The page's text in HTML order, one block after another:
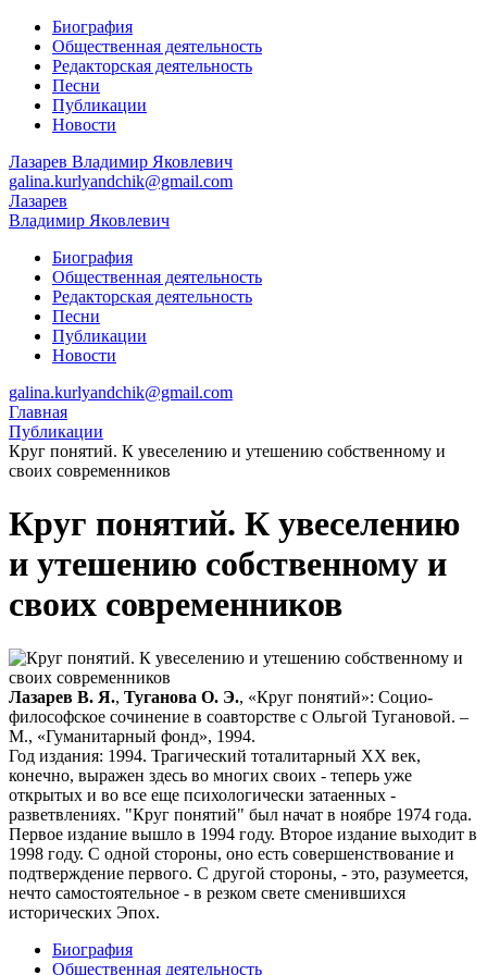
Биография
Общественная деятельность
Редакторская деятельность
Песни
Публикации
Новости
Лазарев Владимир Яковлевич
galina.kurlyandchik@gmail.com
Лазарев
Владимир Яковлевич
Биография
Общественная деятельность
Редакторская деятельность
Песни
Публикации
Новости
galina.kurlyandchik@gmail.com
Главная
Публикации
Круг понятий. К увеселению и утешению собственному и
своих современников
Круг понятий. К увеселению
и утешению собственному и
своих современников
Лазарев В. Я., Туганова О. Э., «Круг понятий»: Социо-
философское сочинение в соавторстве с Ольгой Тугановой. –
М., «Гуманитарный фонд», 1994.
Год издания: 1994. Трагический тоталитарный XX век,
конечно, выражен здесь во многих своих - теперь уже
открытых и во все еще психологически затаенных -
разветвлениях. "Круг понятий" был начат в ноябре 1974 года.
Первое издание вышло в 1994 году. Второе издание выходит в
1998 году. С одной стороны, оно есть совершенствование и
подтверждение первого. С другой стороны, - это, разумеется,
нечто самостоятельное - в резком свете сменившихся
исторических Эпох.
Биография
Общественная деятельность